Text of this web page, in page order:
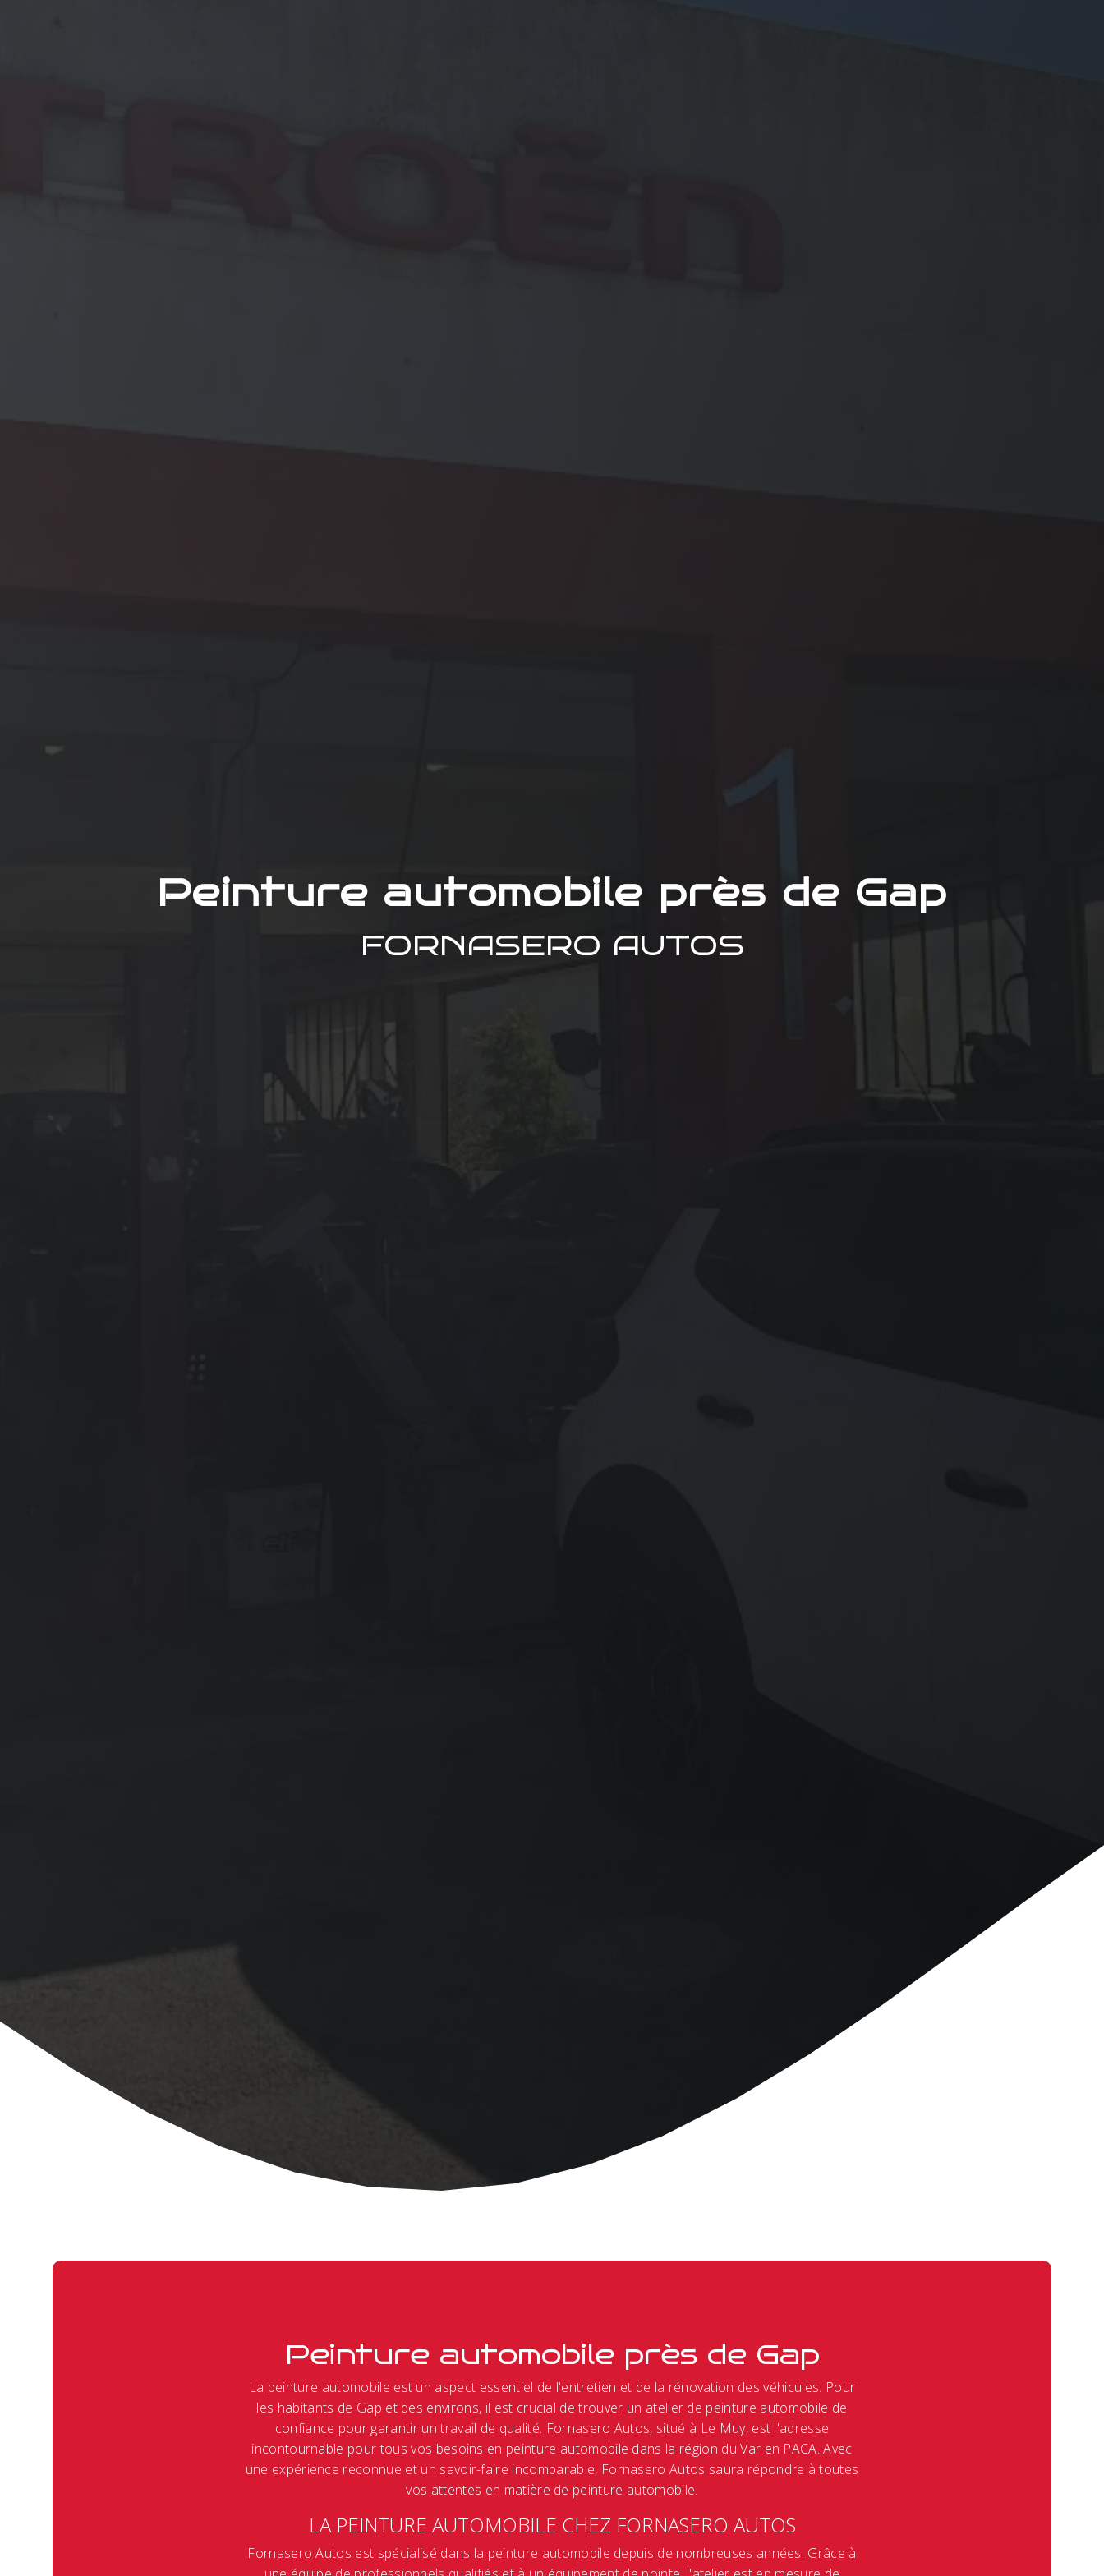
Peinture automobile près de Gap
FORNASERO AUTOS
Peinture automobile près de Gap
La peinture automobile est un aspect essentiel de l'entretien et de la rénovation des véhicules. Pour
les habitants de Gap et des environs, il est crucial de trouver un atelier de peinture automobile de
confiance pour garantir un travail de qualité. Fornasero Autos, situé à Le Muy, est l'adresse
incontournable pour tous vos besoins en peinture automobile dans la région du Var en PACA. Avec
une expérience reconnue et un savoir-faire incomparable, Fornasero Autos saura répondre à toutes
vos attentes en matière de peinture automobile.
LA PEINTURE AUTOMOBILE CHEZ FORNASERO AUTOS
Fornasero Autos est spécialisé dans la peinture automobile depuis de nombreuses années. Grâce à